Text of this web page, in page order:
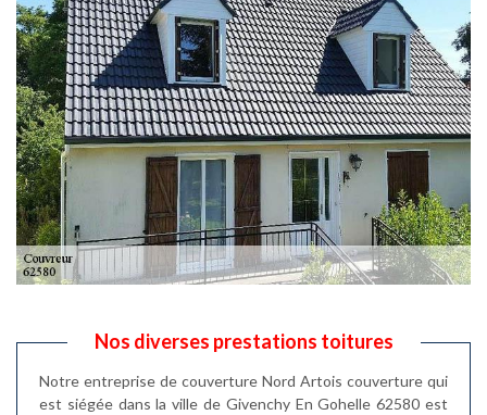
Nos diverses prestations toitures
Notre entreprise de couverture Nord Artois couverture qui
est siégée dans la ville de Givenchy En Gohelle 62580 est